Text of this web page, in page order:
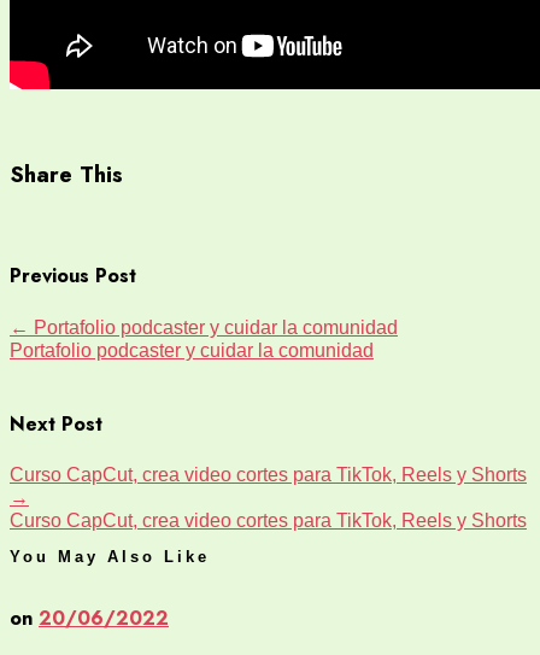
Share This
Previous Post
← Portafolio podcaster y cuidar la comunidad
Portafolio podcaster y cuidar la comunidad
Next Post
Curso CapCut, crea video cortes para TikTok, Reels y Shorts
→
Curso CapCut, crea video cortes para TikTok, Reels y Shorts
You May Also Like
on 20/06/2022